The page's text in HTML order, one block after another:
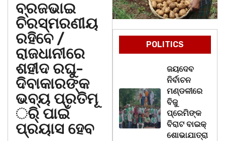
ବ୍ରଜଭାଇ
ଚିରସ୍ମରଣୀୟ
ରହିବେ /
ରାଜଧାନୀରେ
ଶହୀଦ ରଘୁ-
ଦିବାକାରଙ୍କ
ଭବ୍ୟ ପ୍ରତିମୂ
ର୍ି ପାଇଁ
ପ୍ରୟାସ ହେବ
POLITICS
ଜୟଦେବ
ନିର୍ବାଚନ
ମଣ୍ଡଳୀରେ
ବିଜୁ
ପ୍ରେମିଙ୍କ
ବିରାଟ ବାଇକ୍
ଶୋଭାଯାତ୍ରା